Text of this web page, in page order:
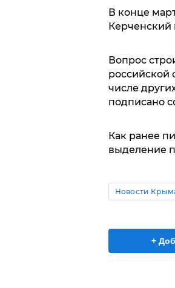
В конце
Вопрос
российской
числе
подписано
Как ранее
выделение
Новости
+